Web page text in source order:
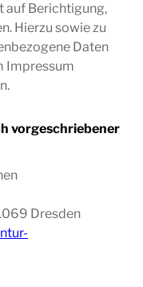
auf Berichtigung,
Hierzu sowie zu
Daten
Impressum
vorgeschriebener
Dresden